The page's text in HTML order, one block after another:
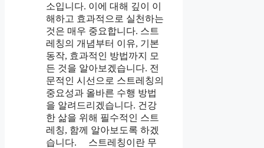
소입니다. 이에 대해 깊이 이
해하고 효과적으로 실천하는
것은 매우 중요합니다. 스트
레칭의 개념부터 이유, 기본
동작, 효과적인 방법까지 모
든 것을 알아보겠습니다. 전
문적인 시선으로 스트레칭의
중요성과 올바른 수행 방법
을 알려드리겠습니다. 건강
한 삶을 위해 필수적인 스트
레칭, 함께 알아보도록 하겠
습니다. 스트레칭이란 무